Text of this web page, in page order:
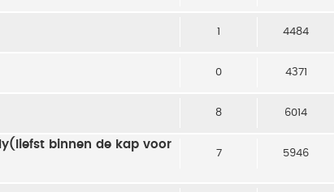
1 4484
0 4371
8 6014
binnen de kap voor
7 5946